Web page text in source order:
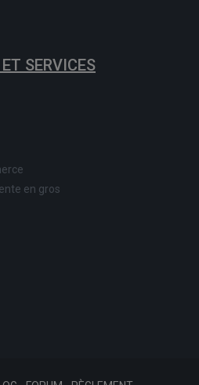
SERVICES
en gros